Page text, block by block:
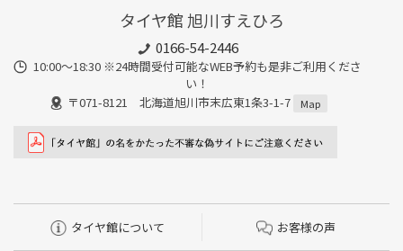
タイヤ館 旭川すえひろ
0166-54-2446
10:00～18:30 ※24時間受付可能なWEB予約も是非ご利用くださ
い！
〒071-8121 北海道旭川市末広東1条3-1-7
Map
タイヤ館について お客様の声